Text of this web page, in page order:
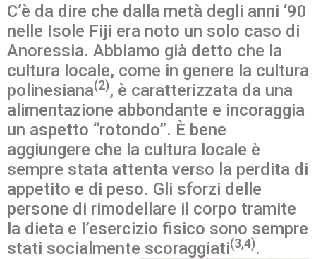
C’è da dire che dalla metà degli anni ‘90
nelle Isole Fiji era noto un solo caso di
Anoressia. Abbiamo già detto che la
cultura locale, come in genere la cultura
polinesiana(2), è caratterizzata da una
alimentazione abbondante e incoraggia
un aspetto “rotondo”. È bene
aggiungere che la cultura locale è
sempre stata attenta verso la perdita di
appetito e di peso. Gli sforzi delle
persone di rimodellare il corpo tramite
la dieta e l’esercizio fisico sono sempre
stati socialmente scoraggiati(3,4).